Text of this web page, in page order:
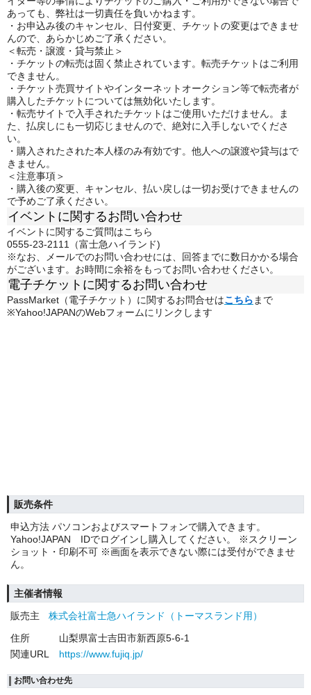
あっても、弊社は一切責任を負いかねます。
・お申込み後のキャンセル、日付変更、チケットの変更はできませ
んので、あらかじめご了承ください。
＜転売・譲渡・貸与禁止＞
・チケットの転売は固く禁止されています。転売チケットはご利用
できません。
・チケット売買サイトやインターネットオークション等で転売者が
購入したチケットについては無効化いたします。
・転売サイトで入手されたチケットはご使用いただけません。ま
た、払戻しにも一切応じませんので、絶対に入手しないでくださ
い。
・購入されたされた本人様のみ有効です。他人への譲渡や貸与はで
きません。
＜注意事項＞
・購入後の変更、キャンセル、払い戻しは一切お受けできませんの
で予めご了承ください。
イベントに関するお問い合わせ
イベントに関するご質問はこちら
0555-23-2111（富士急ハイランド)
※なお、メールでのお問い合わせには、回答までに数日かかる場合
がございます。お時間に余裕をもってお問い合わせください。
電子チケットに関するお問い合わせ
PassMarket（電子チケット）に関するお問合せはこちら まで
※Yahoo!JAPANのWebフォームにリンクします
販売条件
申込方法 パソコンおよびスマートフォンで購入できます。
Yahoo!JAPAN IDでログインし購入してください。 ※スクリーン
ショット・印刷不可 ※画面を表示できない際には受付ができませ
ん。
主催者情報
販売主
株式会社富士急ハイランド（トーマスランド用）
住所
山梨県富士吉田市新西原5-6-1
関連URL
https://www.fujiq.jp/
お問い合わせ先